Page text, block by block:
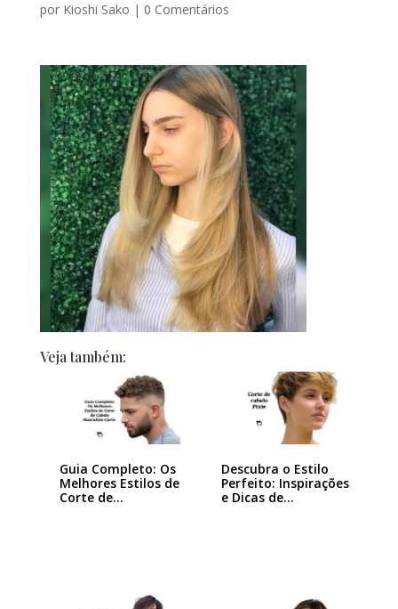
por Kioshi Sako | 0 Comentários
Veja também:
Guia Completo: Os
Melhores Estilos de
Corte de…
Descubra o Estilo
Perfeito: Inspirações
e Dicas de…